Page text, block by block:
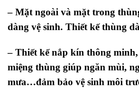
– Mặt ngoài và mặt trong
dàng vệ sinh. Thiết kế thùng
– Thiết kế nắp kín thông
miệng thùng giúp ngăn mùi,
mưa…đảm bảo vệ sinh môi